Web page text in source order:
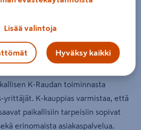
asiakaspalvelulla. K-
K-Raudan toiminnasta
yrittäjät. K-kauppias varmistaa, että
paikallisiin tarpeisiin sopivat
erinomaista asiakaspalvelua.
Lisää valintoja
Hyväksy kaikki